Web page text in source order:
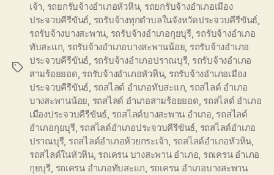
Tags
เจ้า, รถยกรับจ้างอำเภอหัวหิน, รถยกรับจ้างอำเภอเมือง
ประจวบคีรีขันธ์, รถรับจ้างทุกตำบลในจังหวัดประจวบคีรีขันธ์,
รถรับจ้างบางสะพาน, รถรับจ้างอำเภอกุยบุรี, รถรับจ้างอำเภอ
ทับสะแก, รถรับจ้างอำเภอบางสะพานน้อย, รถรับจ้างอำเภอ
ประจวบคีรีขันธ์, รถรับจ้างอำเภอปราณบุรี, รถรับจ้างอำเภอ
สามร้อยยอด, รถรับจ้างอำเภอหัวหิน, รถรับจ้างอำเภอเมือง
ประจวบคีรีขันธ์, รถสไลด์ อำเภอทับสะแก, รถสไลด์ อำเภอ
บางสะพานน้อย, รถสไลด์ อำเภอสามร้อยยอด, รถสไลด์ อำเภอ
เมืองประจวบคีรีขันธ์, รถสไลด์บางสะพาน อำเภอ, รถสไลด์
อำเภอกุยบุรี, รถสไลด์อำเภอประจวบคีรีขันธ์, รถสไลด์อำเภอ
ปราณบุรี, รถสไลด์อำเภอห้วยกระเจ้า, รถสไลด์อำเภอหัวหิน,
รถสไลด์ในหัวหิน, รถเครน บางสะพาน อำเภอ, รถเครน อำเภอ
กุยบุรี, รถเครน อำเภอทับสะแก, รถเครน อำเภอบางสะพาน